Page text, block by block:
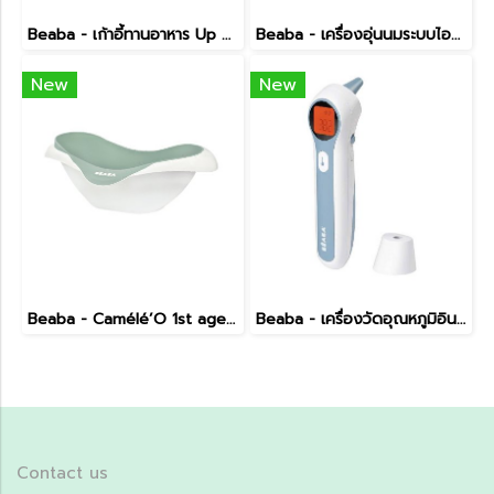
Beaba - เก้าอี้ทานอาหาร Up & Down High Chair Beaba - เครื่องอุ่นนมระบบไอน้ำ 3 in 1
New
Beaba - Camélé’O 1st age Baby Bath
New
Beaba - เครื่องวัดอุณหภูมิอินฟาเรด
Contact us